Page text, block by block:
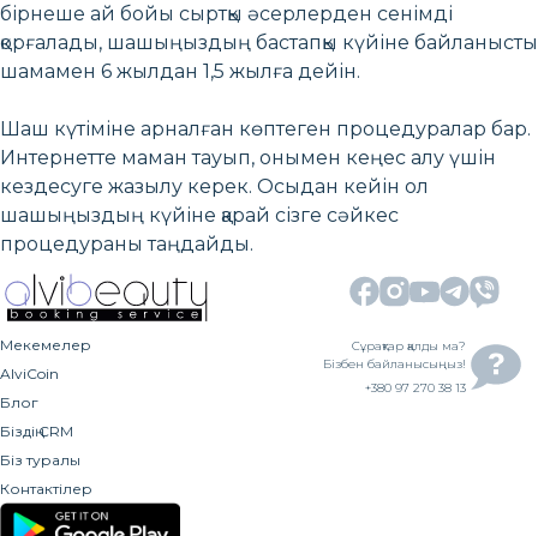
бірнеше ай бойы сыртқы әсерлерден сенімді
қорғалады, шашыңыздың бастапқы күйіне байланысты
шамамен 6 жылдан 1,5 жылға дейін.
Шаш күтіміне арналған көптеген процедуралар бар.
Интернетте маман тауып, онымен кеңес алу үшін
кездесуге жазылу керек. Осыдан кейін ол
шашыңыздың күйіне қарай сізге сәйкес
процедураны таңдайды.
Мекемелер
AlviCoin
Блог
Біздің CRM
Біз туралы
Контактілер
Сұрақтар қалды ма?
Бізбен байланысыңыз!
+380 97 270 38 13